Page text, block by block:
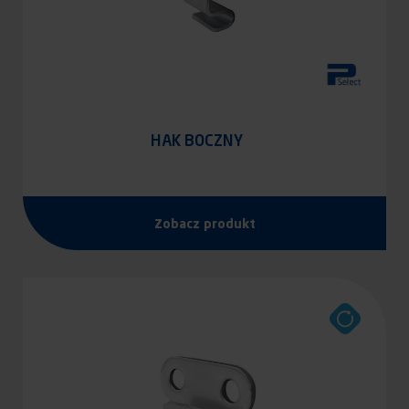
HAK BOCZNY
Zobacz produkt